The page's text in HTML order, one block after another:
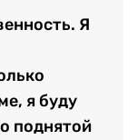
Я
я буду
поднятой